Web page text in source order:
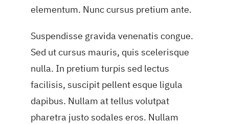
elementum. Nunc cursus pretium ante.
Suspendisse gravida venenatis congue.
Sed ut cursus mauris, quis scelerisque
nulla. In pretium turpis sed lectus
facilisis, suscipit pellent esque ligula
dapibus. Nullam at tellus volutpat
pharetra justo sodales eros. Nullam